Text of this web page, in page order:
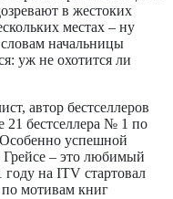
в жестоких
местах – ну
начальницы
уж не охотится ли
автор бестселлеров
21 бестселлера № 1 по
успешной
– это любимый
на ITV стартовал
по мотивам книг